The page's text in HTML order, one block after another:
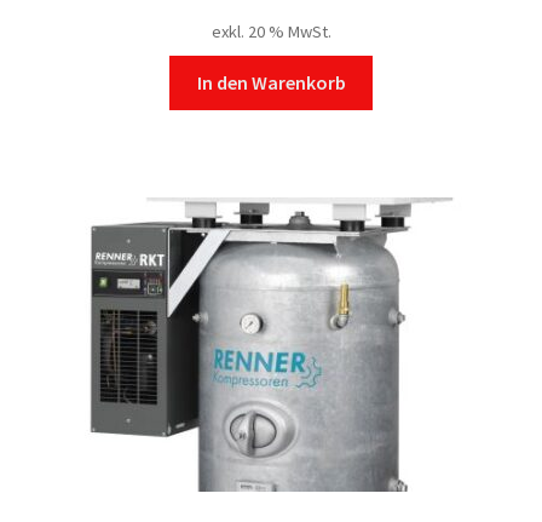
war:
€ 18.350,00
exkl. 20 % MwSt.
In den Warenkorb